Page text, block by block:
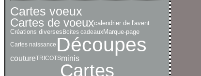
Cartes voeux
Cartes de voeuxcalendrier de l'avent
Créations diversesBoites cadeauxMarque-page
Cartes naissance Découpes
coutureTRICOTSminis
Cartes